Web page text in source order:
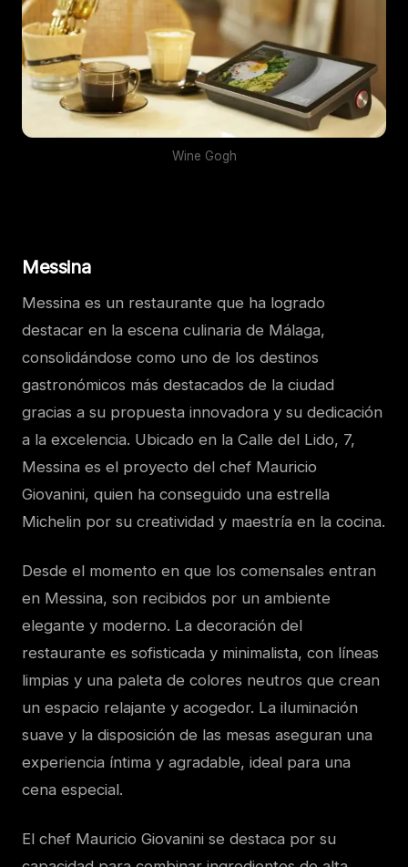
Wine Gogh
Messina
Messina es un restaurante que ha logrado
destacar en la escena culinaria de Málaga,
consolidándose como uno de los destinos
gastronómicos más destacados de la ciudad
gracias a su propuesta innovadora y su dedicación
a la excelencia. Ubicado en la Calle del Lido, 7,
Messina es el proyecto del chef Mauricio
Giovanini, quien ha conseguido una estrella
Michelin por su creatividad y maestría en la cocina.
Desde el momento en que los comensales entran
en Messina, son recibidos por un ambiente
elegante y moderno. La decoración del
restaurante es sofisticada y minimalista, con líneas
limpias y una paleta de colores neutros que crean
un espacio relajante y acogedor. La iluminación
suave y la disposición de las mesas aseguran una
experiencia íntima y agradable, ideal para una
cena especial.
El chef Mauricio Giovanini se destaca por su